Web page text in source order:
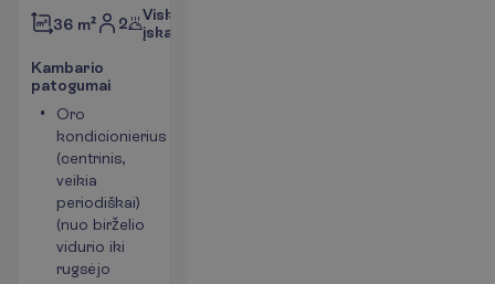
36 m² 2
Viskas
įskaičiuota
Kambario
patogumai
Oro
kondicionierius
(centrinis,
veikia
periodiškai)
(nuo birželio
vidurio iki
rugsėjo